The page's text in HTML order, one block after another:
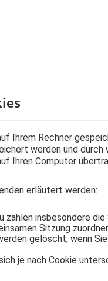
Ihrem Rechner
werden und
Ihren Computer
erläutert werden:
insbesondere
Sitzung
gelöscht, wenn
je nach Cookie